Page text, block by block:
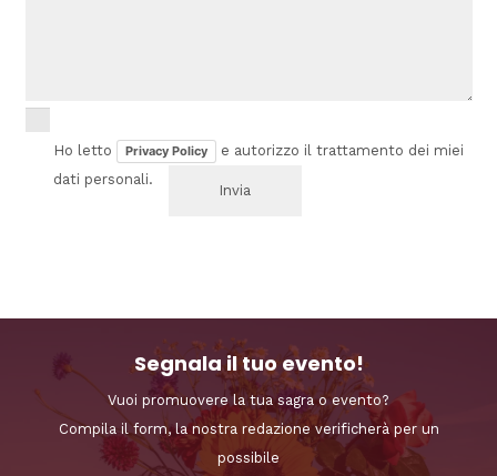
Ho letto Privacy Policy
e autorizzo il trattamento dei miei
dati personali.
Segnala il tuo evento!
Vuoi promuovere la tua sagra o evento?
Compila il form, la nostra redazione verificherà per un
possibile